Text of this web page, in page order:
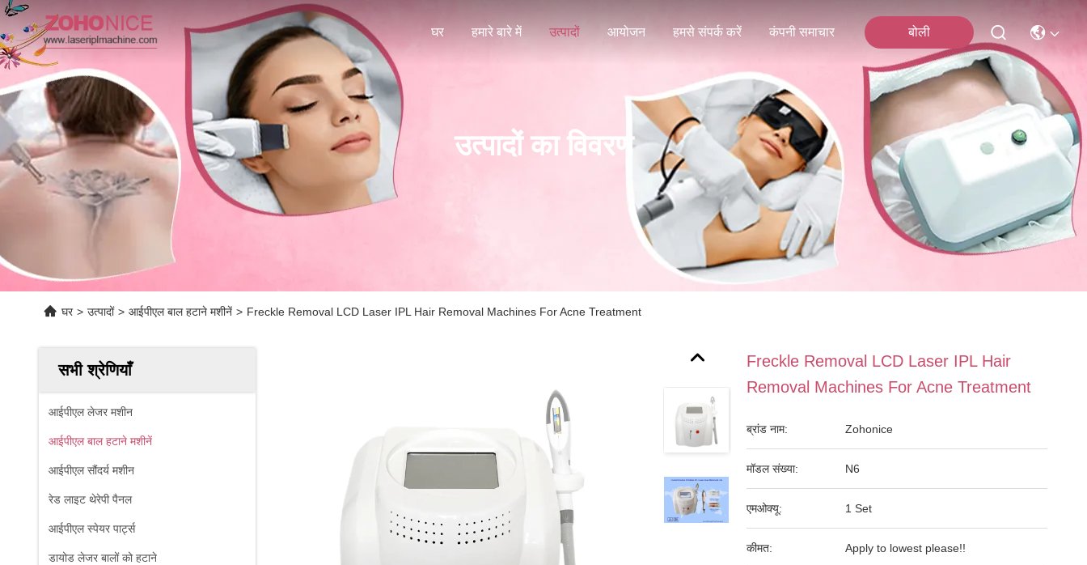
घर हमारे बारे में उत्पादों आयोजन हमसे संपर्क करें कंपनी समाचार बोली
उत्पादों का विवरण
घर > उत्पादों > आईपीएल बाल हटाने मशीनें > Freckle Removal LCD Laser IPL Hair Removal Machines For Acne Treatment
सभी श्रेणियाँ
आईपीएल लेजर मशीन
आईपीएल बाल हटाने मशीनें
आईपीएल सौंदर्य मशीन
रेड लाइट थेरेपी पैनल
आईपीएल स्पेयर पार्ट्स
डायोड लेजर बालों को हटाने
Freckle Removal LCD Laser IPL Hair
Removal Machines For Acne Treatment
ब्रांड नाम: Zohonice
मॉडल संख्या: N6
एमओक्यू: 1 Set
कीमत: Apply to lowest please!!